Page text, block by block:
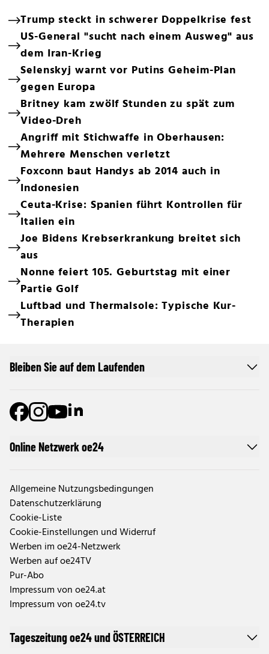
Trump steckt in schwerer Doppelkrise fest
US-General "sucht nach einem Ausweg" aus
dem Iran-Krieg
Selenskyj warnt vor Putins Geheim-Plan
gegen Europa
Britney kam zwölf Stunden zu spät zum
Video-Dreh
Angriff mit Stichwaffe in Oberhausen:
Mehrere Menschen verletzt
Foxconn baut Handys ab 2014 auch in
Indonesien
Ceuta-Krise: Spanien führt Kontrollen für
Italien ein
Joe Bidens Krebserkrankung breitet sich
aus
Nonne feiert 105. Geburtstag mit einer
Partie Golf
Luftbad und Thermalsole: Typische Kur-
Therapien
Online Netzwerk oe24
Allgemeine Nutzungsbedingungen
Datenschutzerklärung
Cookie-Liste
Cookie-Einstellungen und Widerruf
Werben im oe24-Netzwerk
Werben auf oe24TV
Pur-Abo
Impressum von oe24.at
Impressum von oe24.tv
Tageszeitung oe24 und ÖSTERREICH
Bleiben Sie auf dem Laufenden